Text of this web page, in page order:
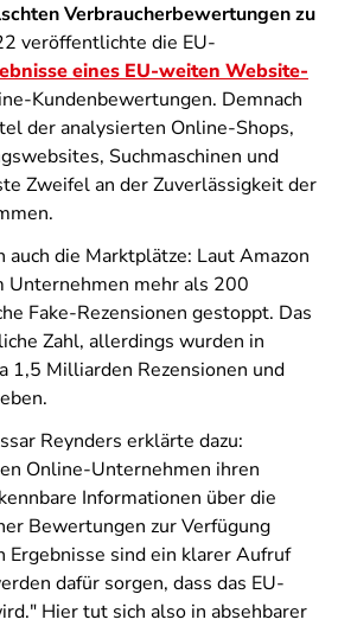
Verbraucherbewertungen zu
veröffentlichte die EU-
eines EU-weiten Website-
Kundenbewertungen. Demnach
der analysierten Online-Shops,
Suchmaschinen und
Zweifel an der Zuverlässigkeit der
auch die Marktplätze: Laut Amazon
Unternehmen mehr als 200
Fake-Rezensionen gestoppt. Das
Zahl, allerdings wurden in
1,5 Milliarden Rezensionen und
Reynders erklärte dazu:
Online-Unternehmen ihren
Informationen über die
Bewertungen zur Verfügung
Ergebnisse sind ein klarer Aufruf
dafür sorgen, dass das EU-
Hier tut sich also in absehbarer